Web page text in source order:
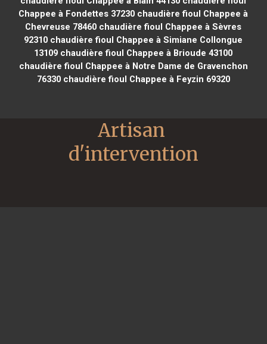
Chappee à Fondettes 37230 chaudière fioul Chappee à
Chevreuse 78460 chaudière fioul Chappee à Sèvres
92310 chaudière fioul Chappee à Simiane Collongue
13109 chaudière fioul Chappee à Brioude 43100
chaudière fioul Chappee à Notre Dame de Gravenchon
76330chaudière fioul Chappee à Feyzin 69320
Artisan
d'intervention